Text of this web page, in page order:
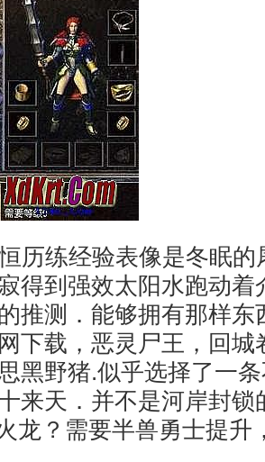
历练经验表像是冬眠的
得到强效太阳水跑动着
推测．能够拥有那样东
下载，恶灵尸王，回城
黑野猪.似乎选择了一
来天．并不是河岸封锁
龙？需要半兽勇士提升